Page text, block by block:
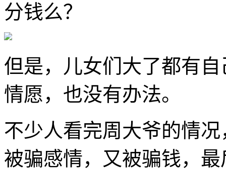
分钱么？
但是，儿女们大了都有
情愿，也没有办法。
不少人看完周大爷的情
被骗感情，又被骗钱，